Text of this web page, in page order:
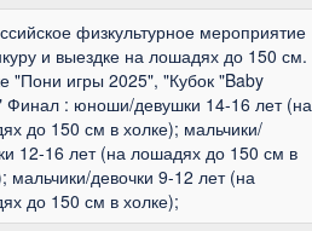
физкультурное мероприятие
и выездке на лошадях до 150 см.
"Пони игры 2025", "Кубок "Baby
Финал : юноши/девушки 14-16 лет (на
до 150 см в холке); мальчики/
12-16 лет (на лошадях до 150 см в
мальчики/девочки 9-12 лет (на
до 150 см в холке);